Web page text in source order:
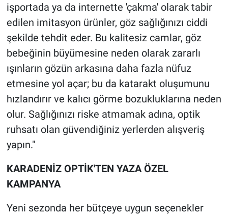
işportada ya da internette 'çakma' olarak tabir
edilen imitasyon ürünler, göz sağlığınızı ciddi
şekilde tehdit eder. Bu kalitesiz camlar, göz
bebeğinin büyümesine neden olarak zararlı
ışınların gözün arkasına daha fazla nüfuz
etmesine yol açar; bu da katarakt oluşumunu
hızlandırır ve kalıcı görme bozukluklarına neden
olur. Sağlığınızı riske atmamak adına, optik
ruhsatı olan güvendiğiniz yerlerden alışveriş
yapın."
KARADENİZ OPTİK'TEN YAZA ÖZEL
KAMPANYA
Yeni sezonda her bütçeye uygun seçenekler